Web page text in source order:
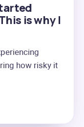
is why I
how risky it